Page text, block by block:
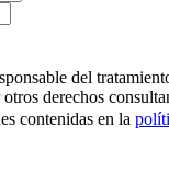
del
derechos
contenidas en la